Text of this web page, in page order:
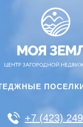
ПОСЕЛКИ
+7 (423)